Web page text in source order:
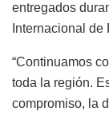
entregados
Internacional
“Continuamos
toda la región.
compromiso, la